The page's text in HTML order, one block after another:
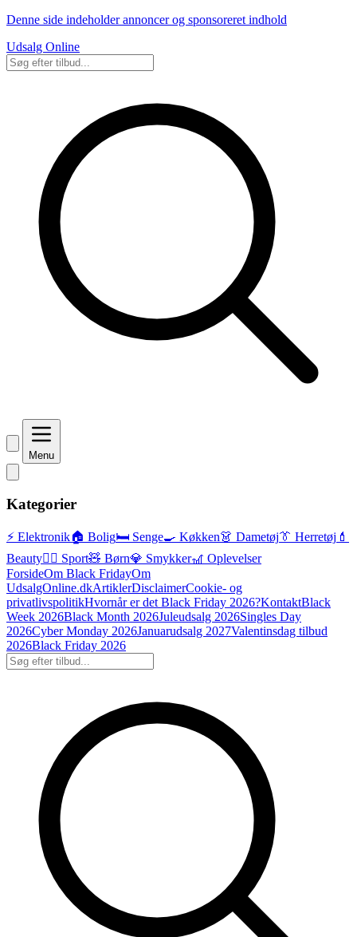
Denne side indeholder annoncer og sponsoreret indhold
Udsalg Online
Menu
Kategorier
⚡ Elektronik🏠 Bolig🛏️ Senge🍳 Køkken👗 Dametøj👔 Herretøj 💄
Beauty🏃‍♂️ Sport🧸 Børn💎 Smykker🎢 Oplevelser
ForsideOm Black FridayOm
UdsalgOnline.dkArtiklerDisclaimerCookie- og
privatlivspolitikHvornår er det Black Friday 2026?KontaktBlack
Week 2026Black Month 2026Juleudsalg 2026Singles Day
2026Cyber Monday 2026Januarudsalg 2027Valentinsdag tilbud
2026Black Friday 2026